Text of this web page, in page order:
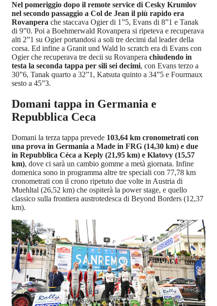
Nel pomeriggio dopo il remote service di Cesky Krumlov
nel secondo passaggio a Col de Jean il più rapido era
Rovanpera che staccava Ogier di 1”5, Evans di 8”1 e Tanak
di 9”0. Poi a Boehmerwald Rovanpera si ripeteva e recuperava
alti 2”1 su Ogier portandosi a soli tre decimi dal leader della
corsa. Ed infine a Granit und Wald lo scratch era di Evans con
Ogier che recuperava tre decii su Rovanpera chiudendo in
testa la seconda tappa per sili sei decimi, con Evans terzo a
30”6, Tanak quarto a 32”1, Katsuta quinto a 34”5 e Fourmaux
sesto a 45”3.
Domani tappa in Germania e
Repubblica Ceca
Domani la terza tappa prevede 103,64 km cronometrati con
una prova in Germania a Made in FRG (14,30 km) e due
in Repubblica Céca a Keply (21,95 km) e Klatovy (15,57
km), dove ci sarà un cambio gomme a metà giornata. Infine
domenica sono in programma altre tre speciali con 77,78 km
cronometrati con il crono ripetuto due volte in Austria di
Muehltal (26,52 km) che ospiterà la power stage, e quello
classico sulla frontiera austrotedesca di Beyond Borders (12,37
km).